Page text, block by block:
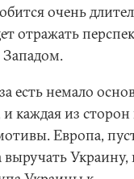
очень
отражать
есть немало
каждая из
Европа,
Украину,